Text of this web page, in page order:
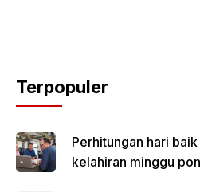
Terpopuler
Perhitungan hari
kelahiran minggu pon